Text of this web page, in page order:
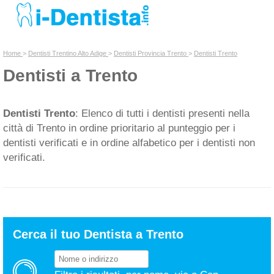
Chi siamo
Home > Dentisti Trentino Alto Adige > Dentisti Provincia Trento > Dentisti Trento
Dentisti a Trento
Dentisti Trento: Elenco di tutti i dentisti presenti nella
città di Trento in ordine prioritario al punteggio per i
dentisti verificati e in ordine alfabetico per i dentisti non
verificati.
Cerca il tuo Dentista a Trento